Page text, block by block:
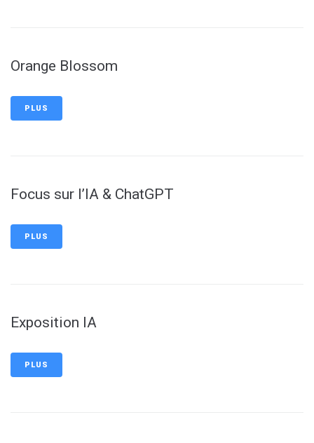
Orange Blossom
PLUS
Focus sur l’IA & ChatGPT
PLUS
Exposition IA
PLUS